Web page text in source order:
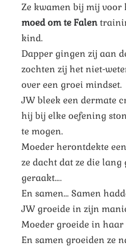
Ze kwamen bij mij voor
moed om te Falen
kind.
Dapper gingen zij aan
zochten zij het niet-
over een groei mindset.
JW bleek een dermate
hij bij elke oefening
te mogen.
Moeder herontdekte
ze dacht dat ze die
geraakt….
En samen… Samen
JW groeide in zijn
Moeder groeide in
En samen groeiden ze